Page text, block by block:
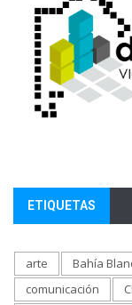
ETIQUETAS
arte Bahía
comunicación